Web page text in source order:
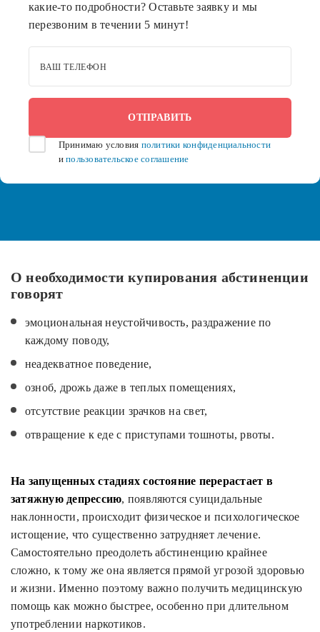
какие-то подробности? Оставьте заявку и мы
перезвоним в течении 5 минут!
ВАШ ТЕЛЕФОН
Принимаю условия политики конфиденциальности
ипользовательское соглашение
О необходимости купирования абстиненции
говорят
эмоциональная неустойчивость, раздражение по
каждому поводу,
неадекватное поведение,
озноб, дрожь даже в теплых помещениях,
отсутствие реакции зрачков на свет,
отвращение к еде с приступами тошноты, рвоты.
На запущенных стадиях состояние перерастает в
затяжную депрессию, появляются суицидальные
наклонности, происходит физическое и психологическое
истощение, что существенно затрудняет лечение.
Самостоятельно преодолеть абстиненцию крайнее
сложно, к тому же она является прямой угрозой здоровью
и жизни. Именно поэтому важно получить медицинскую
помощь как можно быстрее, особенно при длительном
употреблении наркотиков.